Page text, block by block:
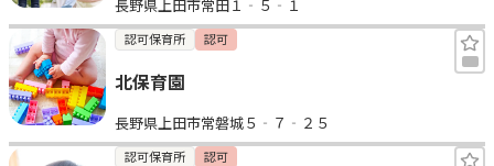
長野県上田市常田１‐５‐１
認可保育所 認可
北保育園
長野県上田市常磐城５‐７‐２５
認可保育所 認可